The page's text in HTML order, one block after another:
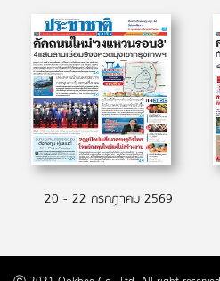
20 - 22 กรกฏาคม 2569